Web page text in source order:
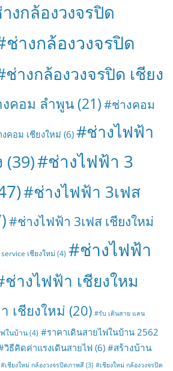
งกล้องวงจรปิด
ช่างกล้องวงจรปิด
ช่างกล้องวงจรปิด เชียง
คอม ลำพูน (21)#ช่างคอม
คอม เชียงใหม่ (6) #ช่างไฟฟ้า
(39)#ช่างไฟฟ้า 3
#ช่างไฟฟ้า 3เฟส
#ช่างไฟฟ้า 3เฟส เชียงใหม่
เชียงใหม่ (4) #ช่างไฟฟ้า
ช่างไฟฟ้า เชียงใหม
เชียงใหม่ (20) #รับ เดินสาย แลน
ในบ้าน(4) #ราคาเดินสายไฟในบ้าน 2562
วิธีคิดค่าแรงเดินสายไฟ (6) #สร้างบ้าน
#เชียงใหม่ กล้องวงจรปิดภาพสี (3) #เชียงใหม่ กล้องวงจรปิด